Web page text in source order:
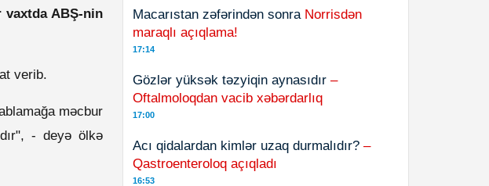
vaxtda ABŞ-nin
verib.
məcbur
- deyə ölkə
Macarıstan zəfərindən sonra Norrisdən
maraqlı açıqlama!
17:14
Gözlər yüksək təzyiqin aynasıdır –
Oftalmoloqdan vacib xəbərdarlıq
17:00
Acı qidalardan kimlər uzaq durmalıdır? –
Qastroenteroloq açıqladı
16:53